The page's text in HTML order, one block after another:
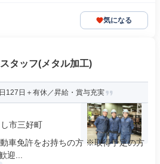
気になる
タッフ(メタル加工)
127日＋有休／昇給・賞与充実
市三好町
車免許をお持ちの方 ※取得予定の方
迎...